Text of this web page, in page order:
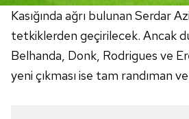
Kasığında ağrı bulunan Serdar
tetkiklerden geçirilecek. Ancak
Belhanda, Donk, Rodrigues ve
yeni çıkması ise tam randıman